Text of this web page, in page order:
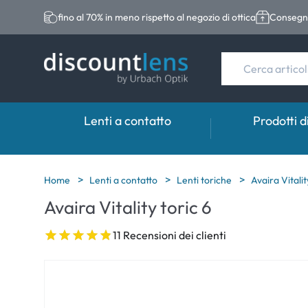
fino al 70% in meno rispetto al negozio di ottica
Lenti a contatto
Marche
Acuvue
Biotrue
Categoria
Lenti toriche
Prodotti
Marche
EasySept
Home Lenti a contatto Lenti toriche Avaira
Avaira Vitality toric 6
11 Recensioni dei clienti